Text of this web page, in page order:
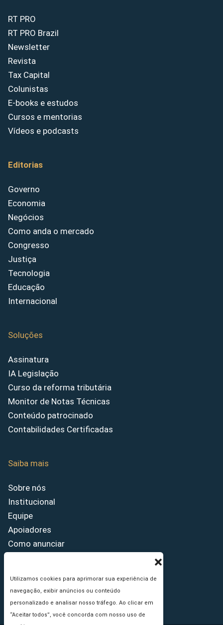
Utilizamos cookies para aprimorar sua experiência de
navegação, exibir anúncios ou conteúdo
personalizado e analisar nosso tráfego. Ao clicar em
“Aceitar todos”, você concorda com nosso uso de
RT PRO
RT PRO Brazil
Newsletter
Revista
Tax Capital
Colunistas
E-books e estudos
Cursos e mentorias
Vídeos e podcasts
Editorias
Governo
Economia
Negócios
Como anda o mercado
Congresso
Justiça
Tecnologia
Educação
Internacional
Soluções
Assinatura
IA Legislação
Curso da reforma tributária
Monitor de Notas Técnicas
Conteúdo patrocinado
Contabilidades Certificadas
Saiba mais
Sobre nós
Institucional
Equipe
Apoiadores
Como anunciar
Princípios Editoriais